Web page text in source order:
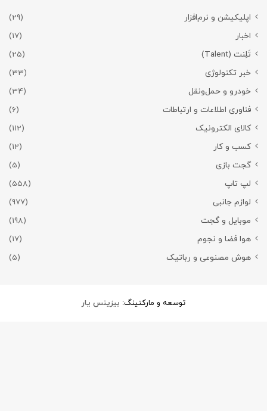
اپلیکیشن و نرم‌افزار
(29)
اخبار
(17)
تَلِنت (Talent)
(25)
خبر تکنولوژی
(33)
خودرو و حمل‌و‌نقل
(34)
فناوری اطلاعات و ارتباطات
(6)
کالای الکترونیک
(112)
کسب و کار
(12)
گجت بازی
(5)
لپ تاپ
(558)
لوازم جانبی
(977)
موبایل و گجت
(198)
هوا فضا و نجوم
(17)
هوش مصنوعی و رباتیک
(5)
توسعه و مارکتینگ: بیزینس یار